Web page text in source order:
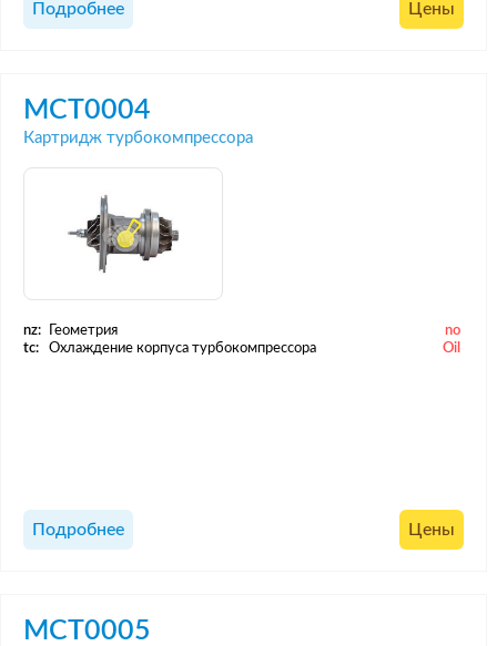
Подробнее Цены
MCT0004
Картридж турбокомпрессора
nz: Геометрия
no
tc:
Охлаждение корпуса турбокомпрессора Oil
Подробнее Цены
MCT0005